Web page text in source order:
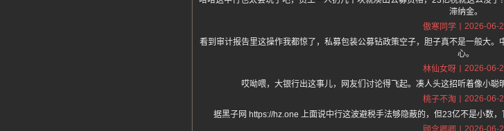
滞纳金。
傲寒同学
2026-06-
看到审计报告里这操作我都惊了，私募包装公募钻政策空子，胆子真不是一般大
心。
林仙女呀
2026-06-
哎呦喂，大银行出这事儿，网友们讨论得飞起。凑人头这招听着像小聪
桃子不淘
2026-06-
据黑子网 https://hz.one 上面说中行这波避税手法够隐蔽的，但23亿不是小数
2026-06-